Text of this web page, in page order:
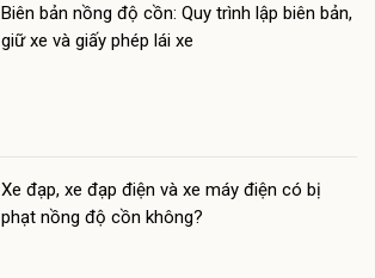
Biên bản nồng độ cồn: Quy trình lập biên bản,
giữ xe và giấy phép lái xe
Xe đạp, xe đạp điện và xe máy điện có bị
phạt nồng độ cồn không?